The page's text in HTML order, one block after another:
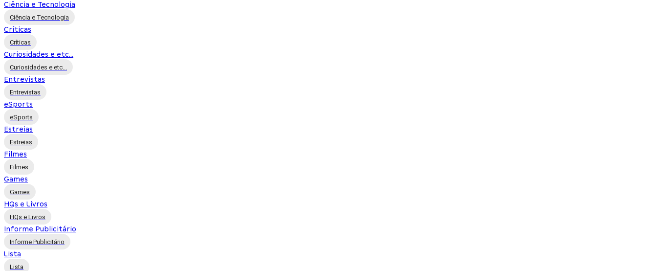
Ciência e Tecnologia
Ciência e Tecnologia
Críticas
Críticas
Curiosidades e etc...
Curiosidades e etc...
Entrevistas
Entrevistas
eSports
eSports
Estreias
Estreias
Filmes
Filmes
Games
Games
HQs e Livros
HQs e Livros
Informe Publicitário
Informe Publicitário
Lista
Lista